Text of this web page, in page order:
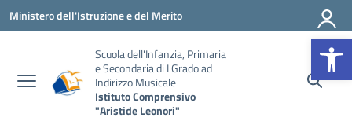
Vai ai contenuti
Vai al menu di navigazione
Vai al footer
Ministero dell'Istruzione e del Merito
Scuola dell'Infanzia, Primaria
e Secondaria di I Grado ad
Indirizzo Musicale
Istituto Comprensivo
"Aristide Leonori"